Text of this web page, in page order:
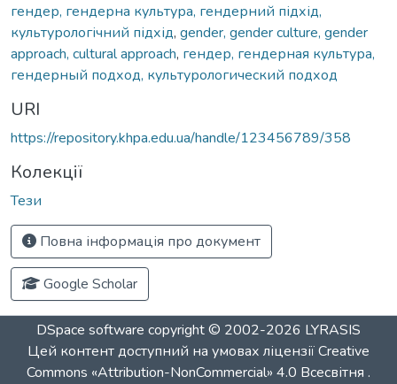
гендер, гендерна культура, гендерний підхід,
культурологічний підхід, gender, gender culture, gender
approach, cultural approach, гендер, гендерная культура,
гендерный подход, культурологический подход
URI
https://repository.khpa.edu.ua/handle/123456789/358
Колекції
Тези
Повна інформація про документ
Google Scholar
DSpace software copyright © 2002-2026 LYRASIS
Цей контент доступний на умовах ліцензіїCreative
Commons «Attribution-NonCommercial» 4.0 Всесвітня .